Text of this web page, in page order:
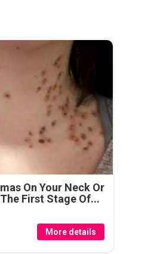
On Your Neck Or
First Stage Of...
More details